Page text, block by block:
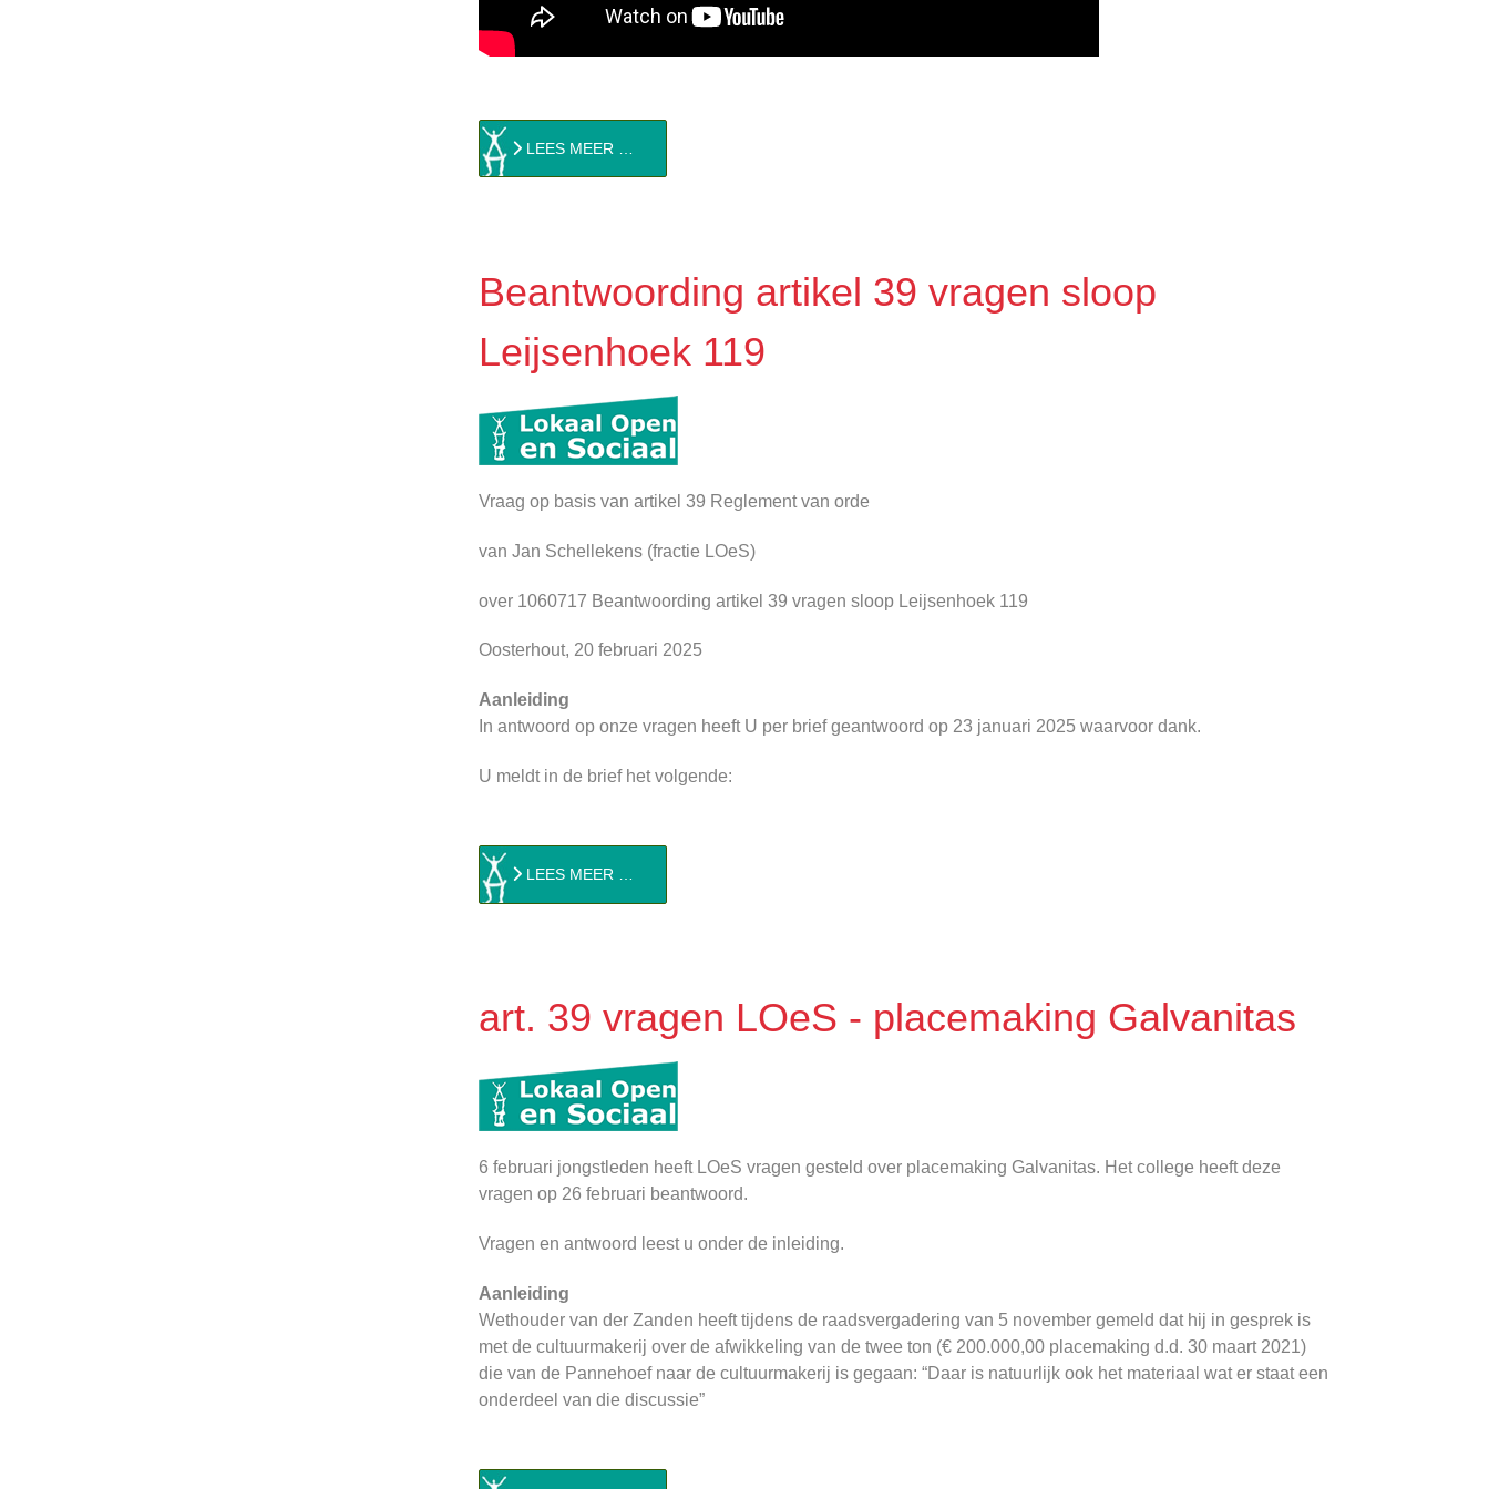
LEES MEER …
Beantwoording artikel 39 vragen sloop
Leijsenhoek 119
Vraag op basis van artikel 39 Reglement van orde
van Jan Schellekens (fractie LOeS)
over 1060717 Beantwoording artikel 39 vragen sloop Leijsenhoek 119
Oosterhout, 20 februari 2025
Aanleiding
In antwoord op onze vragen heeft U per brief geantwoord op 23 januari 2025 waarvoor dank.
U meldt in de brief het volgende:
LEES MEER …
art. 39 vragen LOeS - placemaking Galvanitas
6 februari jongstleden heeft LOeS vragen gesteld over placemaking Galvanitas. Het college heeft deze
vragen op 26 februari beantwoord.
Vragen en antwoord leest u onder de inleiding.
Aanleiding
Wethouder van der Zanden heeft tijdens de raadsvergadering van 5 november gemeld dat hij in gesprek is
met de cultuurmakerij over de afwikkeling van de twee ton (€ 200.000,00 placemaking d.d. 30 maart 2021)
die van de Pannehoef naar de cultuurmakerij is gegaan: “Daar is natuurlijk ook het materiaal wat er staat een
onderdeel van die discussie”